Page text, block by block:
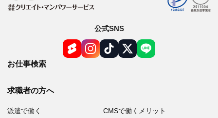
公式SNS
お仕事検索
求職者の方へ
派遣で働く CMSで働くメリット